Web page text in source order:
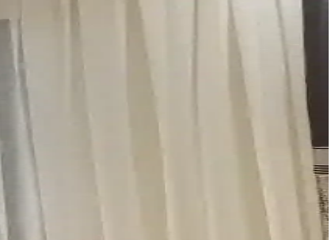
açısından değerlendirilir.
uygun çözümler bulunabilir.
ve düzenli bakım önemlidir.